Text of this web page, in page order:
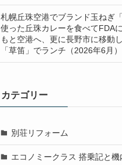
札幌丘珠空港でブランド玉ねぎ
使った丘珠カレーを食べてFDA
もと空港へ、更に長野市に移動
「草笛」でランチ（2026年6月）
カテゴリー
別荘リフォーム
エコノミークラス 搭乗記と機